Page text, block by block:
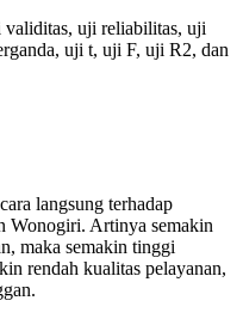
validitas, uji reliabilitas, uji
uji t, uji F, uji R2, dan
langsung terhadap
Wonogiri. Artinya semakin
maka semakin tinggi
rendah kualitas pelayanan,